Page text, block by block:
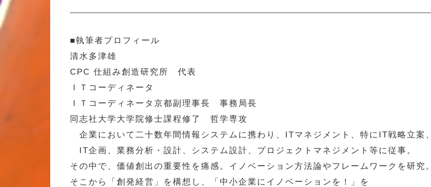
■執筆者プロフィール
清水多津雄
CPC 仕組み創造研究所 代表
ＩＴコーディネータ
ＩＴコーディネータ京都副理事長 事務局長
同志社大学大学院修士課程修了 哲学専攻
企業において二十数年間情報システムに携わり、ITマネジメント、特にIT戦略立案、
IT企画、業務分析・設計、システム設計、プロジェクトマネジメント等に従事。
その中で、価値創出の重要性を痛感。イノベーション方法論やフレームワークを研究。
そこから「創発経営」を構想し、「中小企業にイノベーションを！」を